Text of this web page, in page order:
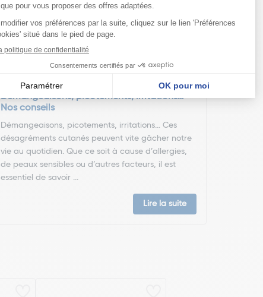
Démangeaisons, picotements, irritations…
Nos conseils
Démangeaisons, picotements, irritations… Ces
désagréments cutanés peuvent vite gâcher notre
vie au quotidien. Que ce soit à cause d’allergies,
de peaux sensibles ou d’autres facteurs, il est
essentiel de savoir ...
Lire la suite